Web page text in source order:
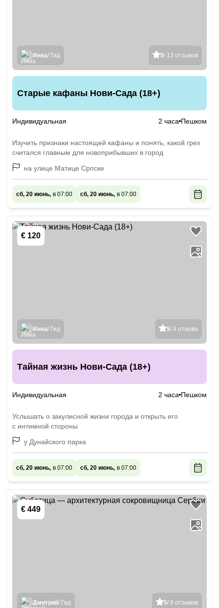
5/ 13 отзывов
Инна/ Гид
Старые кафаны Нови-Сада (18+)
Индивидуальная 2 часа Пешком
Изучить признаки настоящей кафаны и понять, какой грех
считался главным для новоприбывших в город
на улице Матице Српске
сб, 20 июнь, в 07:00 сб, 20 июнь, в 07:00
€ 120
5/ 4 отзыва
Инна/ Гид
Тайная жизнь Нови-Сада (18+)
Индивидуальная 2 часа Пешком
Услышать о закулисной жизни города и открыть его
с интимной стороны
у Дунайского парка
сб, 20 июнь, в 07:00 сб, 20 июнь, в 07:00
€ 449
5/ 6 отзывов
Дмитрий/ Гид